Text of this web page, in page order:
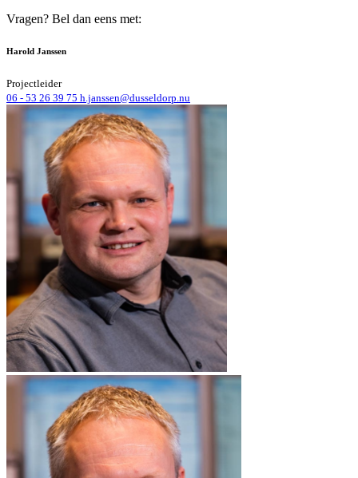
Vragen? Bel dan eens met:
Harold Janssen
Projectleider
06 - 53 26 39 75 h.janssen@dusseldorp.nu